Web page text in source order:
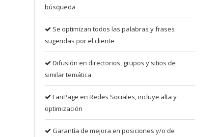
búsqueda
Se optimizan todos las palabras y frases
sugeridas por el cliente
Difusión en directorios, grupos y sitios de
similar temática
FanPage en Redes Sociales, incluye alta y
optimización
Garantía de mejora en posiciones y/o de